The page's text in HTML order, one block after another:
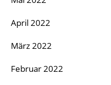
April 2022
März 2022
Februar 2022